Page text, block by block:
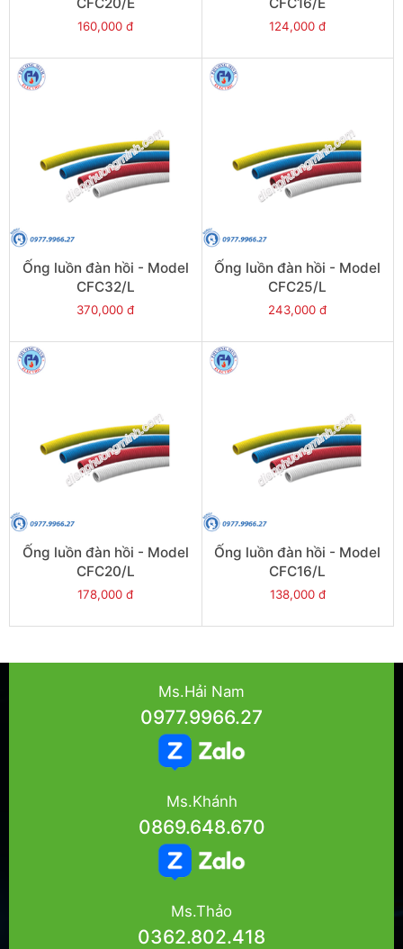
160,000 đ 124,000 đ
Ống luồn đàn hồi - Model
CFC32/L
370,000 đ
Ống luồn đàn hồi - Model
CFC25/L
243,000 đ
Ống luồn đàn hồi - Model
CFC20/L
178,000 đ
Ống luồn đàn hồi - Model
CFC16/L
138,000 đ
Ms.Hải Nam
0977.9966.27
Ms.Khánh
0869.648.670
Ms.Thảo
0362.802.418